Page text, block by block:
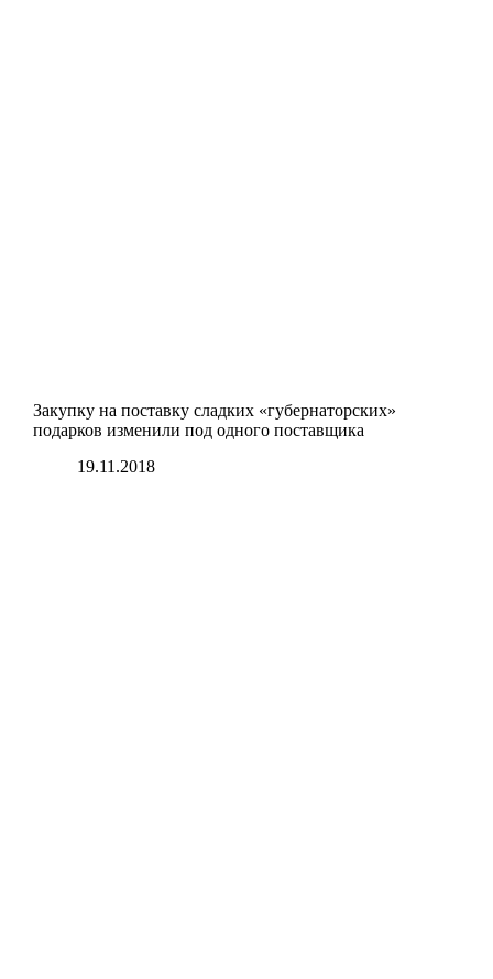
Закупку на поставку сладких «губернаторских»
подарков изменили под одного поставщика
19.11.2018